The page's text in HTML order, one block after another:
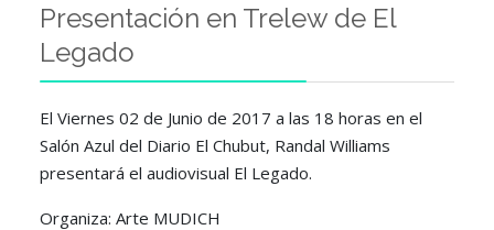
Presentación en Trelew de El
Legado
El Viernes 02 de Junio de 2017 a las 18 horas en el
Salón Azul del Diario El Chubut, Randal Williams
presentará el audiovisual El Legado.
Organiza: Arte MUDICH